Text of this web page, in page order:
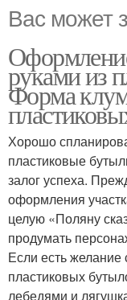
Вас может
руками из
Форма
Хорошо
пластиковые
залог успеха.
оформления
целую «Поляну
продумать
Если есть желание
пластиковых
лебедями и